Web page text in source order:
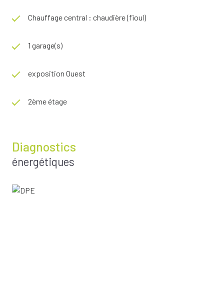
Chauffage central : chaudière (fioul)
1 garage(s)
exposition Ouest
2ème étage
Diagnostics
énergétiques